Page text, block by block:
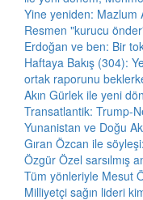
Yine yeniden: Mazlum
Resmen "kurucu
Erdoğan ve ben: Bir
Haftaya Bakış (304):
ortak raporunu
Akın Gürlek ile yeni
Transatlantik: Trump-
Yunanistan ve Doğu
Gıran Özcan ile
Özgür Özel sarsılmış
Tüm yönleriyle Mesut
Milliyetçi sağın lideri